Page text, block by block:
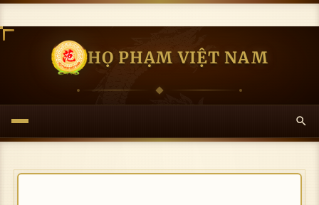
HỌ PHẠM VIỆT NAM